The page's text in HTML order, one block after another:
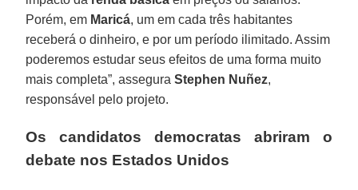
Porém, em Maricá, um em cada três habitantes
receberá o dinheiro, e por um período ilimitado. Assim
poderemos estudar seus efeitos de uma forma muito
mais completa”, asseguraStephen Nuñez,
responsável pelo projeto.
Os candidatos democratas abriram o
debate nos Estados Unidos